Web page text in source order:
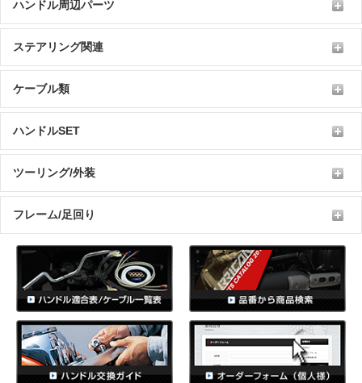
ハンドル周辺パーツ
ステアリング関連
ケーブル類
ハンドルSET
ツーリング/外装
フレーム/足回り